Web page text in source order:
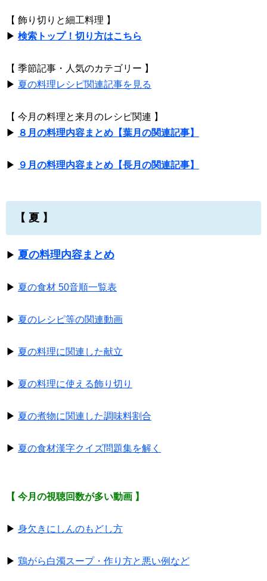
【 飾り切りと細工料理 】
▶ 検索トップ！切り方はこちら
【 季節記事・人気のカテゴリー 】
▶ 夏の料理レシピ関連記事を見る
【 今月の料理と来月のレシピ関連 】
▶ ８月の料理内容まとめ【葉月の関連記事】
▶ ９月の料理内容まとめ【長月の関連記事】
【 夏 】
▶ 夏の料理内容まとめ
▶ 夏の食材 50音順一覧表
▶ 夏のレシピ等の関連動画
▶ 夏の料理に関連した献立
▶ 夏の料理に使える飾り切り
▶ 夏の煮物に関連した調味料割合
▶ 夏の食材漢字クイズ問題集を解く
【 今月の視聴回数が多い動画 】
▶ 身欠きにしんのもどし方
▶ 鶏がら白濁スープ・作り方と悪い例など